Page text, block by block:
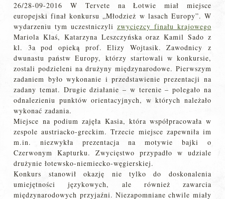
26/28-09-2016 W Tervete na Łotwie miał miejsce
europejski finał konkursu „Młodzież w lasach Europy”. W
wydarzeniu tym uczestniczyli zwycięzcy finału krajowego
Mariola Klaś, Katarzyna Leszczyńska oraz Kamil Sado z
kl. 3a pod opieką prof. Elizy Wojtasik. Zawodnicy z
dwunastu państw Europy, którzy startowali w konkursie,
zostali podzieleni na drużyny międzynarodowe. Pierwszym
zadaniem było wykonanie i przedstawienie prezentacji na
zadany temat. Drugie działanie – w terenie – polegało na
odnalezieniu punktów orientacyjnych, w których należało
wykonać zadania.
Miejsce na podium zajęła Kasia, która współpracowała w
zespole austriacko-greckim. Trzecie miejsce zapewniła im
m.in. niezwykła prezentacja na motywie bajki o
Czerwonym Kapturku. Zwycięstwo przypadło w udziale
drużynie łotewsko-niemiecko-węgierskiej.
Konkurs stanowił okazję nie tylko do doskonalenia
umiejętności językowych, ale również zawarcia
międzynarodowych przyjaźni. Niezapomniane chwile miały